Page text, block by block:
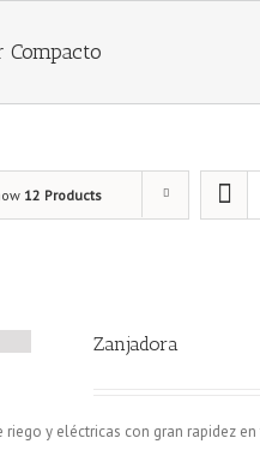
Compacto
12 Products
Zanjadora
y eléctricas con gran rapidez